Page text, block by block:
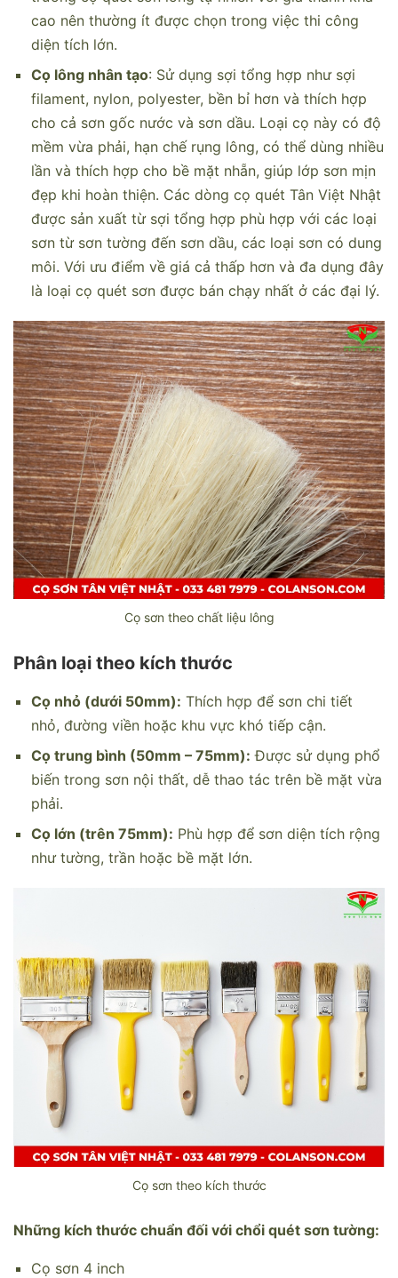
cao nên thường ít được chọn trong việc thi công
diện tích lớn.
Cọ lông nhân tạo: Sử dụng sợi tổng hợp như sợi
filament, nylon, polyester, bền bỉ hơn và thích hợp
cho cả sơn gốc nước và sơn dầu. Loại cọ này có độ
mềm vừa phải, hạn chế rụng lông, có thể dùng nhiều
lần và thích hợp cho bề mặt nhẵn, giúp lớp sơn mịn
đẹp khi hoàn thiện. Các dòng cọ quét Tân Việt Nhật
được sản xuất từ sợi tổng hợp phù hợp với các loại
sơn từ sơn tường đến sơn dầu, các loại sơn có dung
môi. Với ưu điểm về giá cả thấp hơn và đa dụng đây
là loại cọ quét sơn được bán chạy nhất ở các đại lý.
Cọ sơn theo chất liệu lông
Phân loại theo kích thước
Cọ nhỏ (dưới 50mm): Thích hợp để sơn chi tiết
nhỏ, đường viền hoặc khu vực khó tiếp cận.
Cọ trung bình (50mm – 75mm): Được sử dụng phổ
biến trong sơn nội thất, dễ thao tác trên bề mặt vừa
phải.
Cọ lớn (trên 75mm): Phù hợp để sơn diện tích rộng
như tường, trần hoặc bề mặt lớn.
Cọ sơn theo kích thước
Những kích thước chuẩn đối với chổi quét sơn tường:
Cọ sơn 4 inch